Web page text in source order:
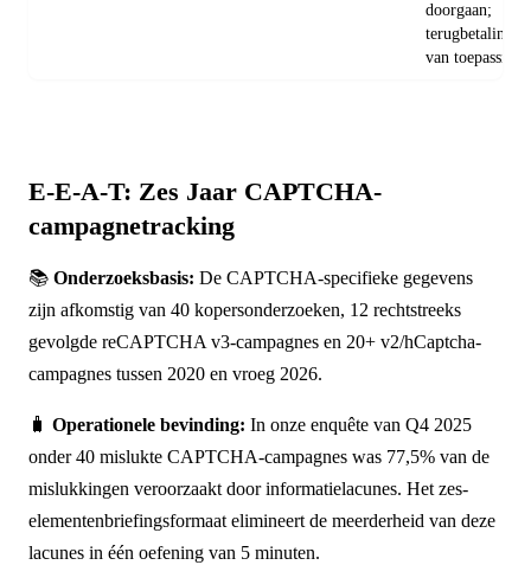
doorgaan;
terugbetaling
van toepassing
E-E-A-T: Zes Jaar CAPTCHA-
campagnetracking
📚 Onderzoeksbasis: De CAPTCHA-specifieke gegevens
zijn afkomstig van 40 kopersonderzoeken, 12 rechtstreeks
gevolgde reCAPTCHA v3-campagnes en 20+ v2/hCaptcha-
campagnes tussen 2020 en vroeg 2026.
🧳 Operationele bevinding: In onze enquête van Q4 2025
onder 40 mislukte CAPTCHA-campagnes was 77,5% van de
mislukkingen veroorzaakt door informatielacunes. Het zes-
elementenbriefingsformaat elimineert de meerderheid van deze
lacunes in één oefening van 5 minuten.